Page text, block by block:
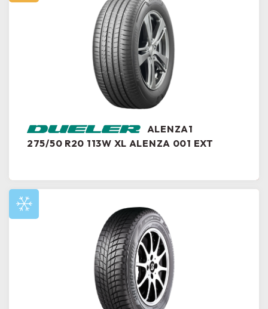
ALENZA1
275/50 R20 113W XL ALENZA 001 EXT